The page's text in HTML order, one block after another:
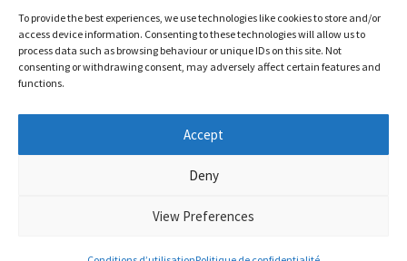
To provide the best experiences, we use technologies like cookies to store and/or
access device information. Consenting to these technologies will allow us to
process data such as browsing behaviour or unique IDs on this site. Not
consenting or withdrawing consent, may adversely affect certain features and
functions.
Accept
Deny
View Preferences
438-
601-
2277
Vendredi : 6h00 -
18h30
Samedi : 8h00 - 14h00